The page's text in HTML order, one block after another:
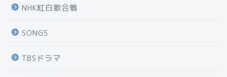
NHK紅白歌合戦
SONGS
TBSドラマ